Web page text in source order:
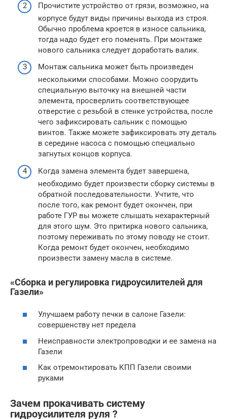
Прочистите устройство от грязи, возможно, на
корпусе будут виды причины выхода из строя.
Обычно проблема кроется в износе сальника,
тогда надо будет его поменять. При монтаже
нового сальника следует доработать валик.
Монтаж сальника может быть произведен
несколькими способами. Можно соорудить
специальную выточку на внешней части
элемента, просверлить соответствующее
отверстие с резьбой в стенке устройства, после
чего зафиксировать сальник с помощью
винтов. Также можете зафиксировать эту деталь
в середине насоса с помощью специально
загнутых концов корпуса.
Когда замена элемента будет завершена,
необходимо будет произвести сборку системы в
обратной последовательности. Учтите, что
после того, как ремонт будет окончен, при
работе ГУР вы можете слышать нехарактерный
для этого шум. Это притирка нового сальника,
поэтому переживать по этому поводу не стоит.
Когда ремонт будет окончен, необходимо
произвести замену масла в системе.
«Сборка и регулировка гидроусилителей для
Газели»
Улучшаем работу печки в салоне Газели:
совершенству нет предела
Неисправности электропроводки и ее замена на
Газели
Как отремонтировать КПП Газели своими
руками
Зачем прокачивать систему
гидроусилителя руля ?